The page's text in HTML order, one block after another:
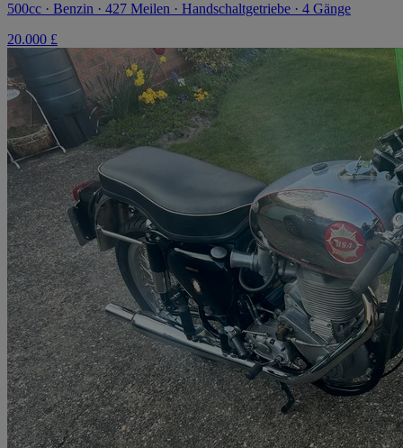
500cc · Benzin · 427 Meilen · Handschaltgetriebe · 4 Gänge
20.000 £